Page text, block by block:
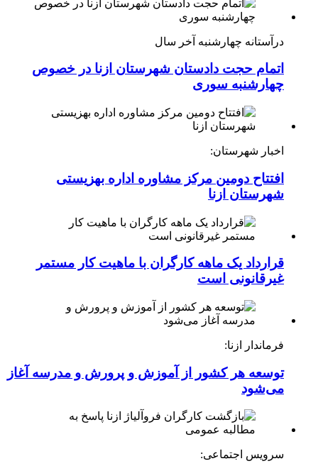
درآستانه چهارشنبه آخر سال
اتمام حجت دادستان شهرستان ازنا در خصوص
چهارشنبه ‌سوری
اخبار شهرستان:
افتتاح دومین مرکز مشاوره اداره بهزیستی
شهرستان ازنا
قرارداد یک ماهه کارگران با ماهیت کار مستمر
غیرقانونی است
فرماندار ازنا:
توسعه هر کشور از آموزش و پرورش و مدرسه آغاز
می‌شود
سرویس اجتماعی: